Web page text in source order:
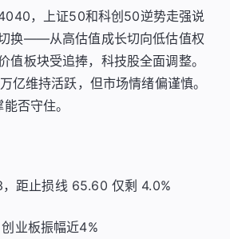
，上证50和科创50逆势走强说
换——从高估值成长切向低估值权
值板块受追捧，科技股全面调整。
亿维持活跃，但市场情绪偏谨慎。
否守住。
距止损线 65.60 仅剩 4.0%
业板振幅近4%